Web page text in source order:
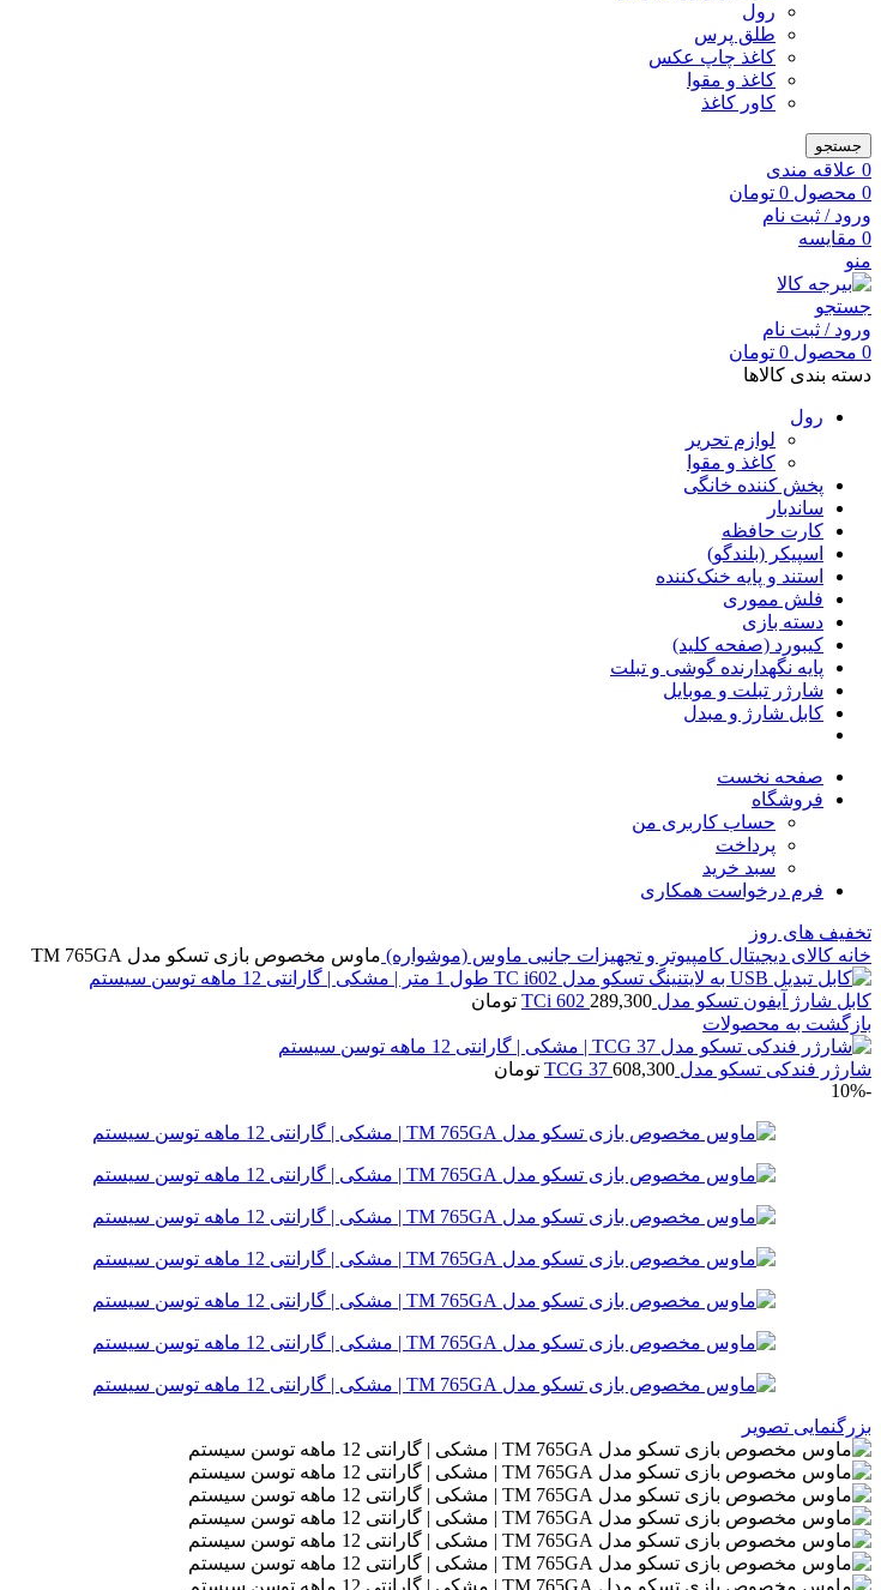
رول
طلق پرس
کاغذ چاپ عکس
کاغذ و مقوا
کاور کاغذ
جستجو
0 علاقه مندی
0 محصول 0 تومان
ورود / ثبت نام
0 مقایسه
منو
جستجو
ورود / ثبت نام
0 محصول 0 تومان
دسته بندی کالاها
رول
لوازم تحریر
کاغذ و مقوا
پخش کننده خانگی
ساندبار
کارت حافظه
اسپیکر (بلندگو)
استند و پایه خنک‌کننده
فلش مموری
دسته بازی
کیبورد (صفحه کلید)
پایه نگهدارنده گوشی و تبلت
شارژر تبلت و موبایل
کابل شارژ و مبدل
صفحه نخست
فروشگاه
حساب کاربری من
پرداخت
سبد خرید
فرم درخواست همکاری
تخفیف های روز
خانه کالای دیجیتال کامپیوتر و تجهیزات جانبی ماوس (موشواره) ماوس مخصوص بازی تسکو مدل TM 765GA
کابل شارژ آیفون تسکو مدل TCi 602 289,300
تومان
بازگشت به محصولات
شارژر فندکی تسکو مدل TCG 37 608,300
تومان
-10%
بزرگنمایی تصویر